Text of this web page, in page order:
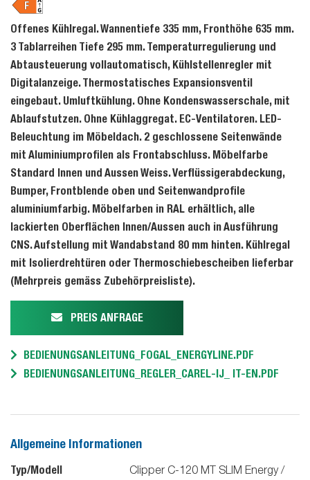
Offenes Kühlregal. Wannentiefe 335 mm, Fronthöhe 635 mm.
3 Tablarreihen Tiefe 295 mm. Temperaturregulierung und
Abtausteuerung vollautomatisch, Kühlstellenregler mit
Digitalanzeige. Thermostatisches Expansionsventil
eingebaut. Umluftkühlung. Ohne Kondenswasserschale, mit
Ablaufstutzen. Ohne Kühlaggregat. EC-Ventilatoren. LED-
Beleuchtung im Möbeldach. 2 geschlossene Seitenwände
mit Aluminiumprofilen als Frontabschluss. Möbelfarbe
Standard Innen und Aussen Weiss. Verflüssigerabdeckung,
Bumper, Frontblende oben und Seitenwandprofile
aluminiumfarbig. Möbelfarben in RAL erhältlich, alle
lackierten Oberflächen Innen/Aussen auch in Ausführung
CNS. Aufstellung mit Wandabstand 80 mm hinten. Kühlregal
mit Isolierdrehtüren oder Thermoschiebescheiben lieferbar
(Mehrpreis gemäss Zubehörpreisliste).
PREIS ANFRAGE
BEDIENUNGSANLEITUNG_FOGAL_ENERGYLINE.PDF
BEDIENUNGSANLEITUNG_REGLER_CAREL-IJ_ IT-EN.PDF
Allgemeine Informationen
Typ/Modell
Clipper C-120 MT SLIM Energy /